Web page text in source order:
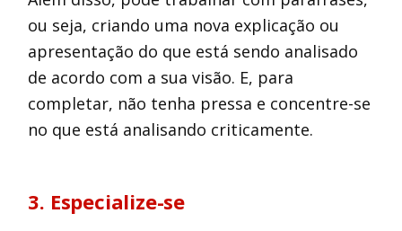
ou seja, criando uma nova explicação ou
apresentação do que está sendo analisado
de acordo com a sua visão. E, para
completar, não tenha pressa e concentre-se
no que está analisando criticamente.
3. Especialize-se